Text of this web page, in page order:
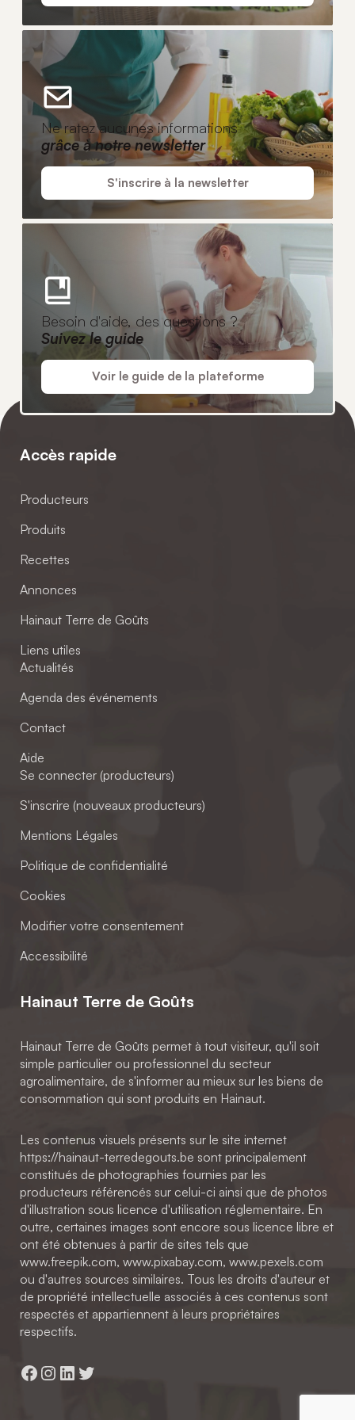
Ne ratez aucunes informations
grâce à notre newsletter
S'inscrire à la newsletter
Besoin d'aide, des questions ?
Suivez le guide
Voir le guide de la plateforme
Accès rapide
Producteurs
Produits
Recettes
Annonces
Hainaut Terre de Goûts
Liens utiles
Actualités
Agenda des événements
Contact
Aide
Se connecter (producteurs)
S'inscrire (nouveaux producteurs)
Mentions Légales
Politique de confidentialité
Cookies
Modifier votre consentement
Accessibilité
Hainaut Terre de Goûts
Hainaut Terre de Goûts permet à tout visiteur, qu'il soit
simple particulier ou professionnel du secteur
agroalimentaire, de s'informer au mieux sur les biens de
consommation qui sont produits en Hainaut.
Les contenus visuels présents sur le site internet
https://hainaut-terredegouts.be sont principalement
constitués de photographies fournies par les
producteurs référencés sur celui-ci ainsi que de photos
d'illustration sous licence d'utilisation réglementaire. En
outre, certaines images sont encore sous licence libre et
ont été obtenues à partir de sites tels que
www.freepik.com, www.pixabay.com, www.pexels.com
ou d'autres sources similaires. Tous les droits d'auteur et
de propriété intellectuelle associés à ces contenus sont
respectés et appartiennent à leurs propriétaires
respectifs.
Facebook
Instagram
LinkedIn
Twitter